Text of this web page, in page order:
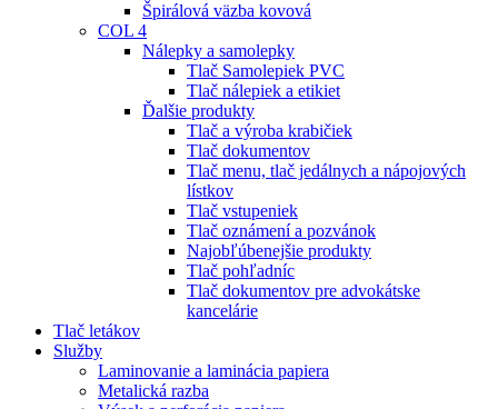
Špirálová väzba kovová
COL 4
Nálepky a samolepky
Tlač Samolepiek PVC
Tlač nálepiek a etikiet
Ďalšie produkty
Tlač a výroba krabičiek
Tlač dokumentov
Tlač menu, tlač jedálnych a nápojových
lístkov
Tlač vstupeniek
Tlač oznámení a pozvánok
Najobľúbenejšie produkty
Tlač pohľadníc
Tlač dokumentov pre advokátske
kancelárie
Tlač letákov
Služby
Laminovanie a laminácia papiera
Metalická razba